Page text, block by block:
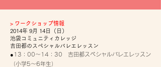
​> ワークショップ情報
2014年 9月 14日（日）
池袋コミュニティカレッジ
吉田都のスペシャルバレエレッスン
●13：00～14：30 吉田都スペシャルバレエレッスン
（小学5～6年生）